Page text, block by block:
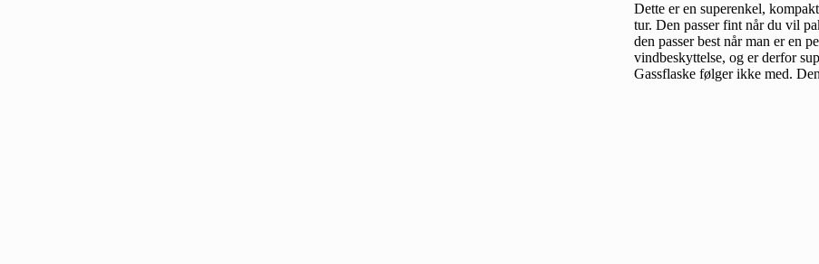
Dette er en superenkel,
tur. Den passer fint når du vil
den passer best når man er en
vindbeskyttelse, og er derfor
Gassflaske følger ikke med.